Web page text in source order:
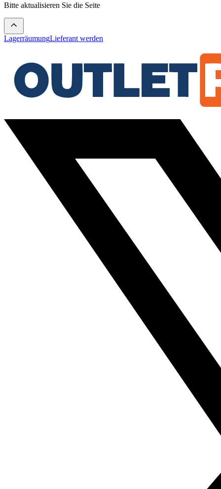
Bitte aktualisieren Sie die Seite
LagerräumungLieferant werden